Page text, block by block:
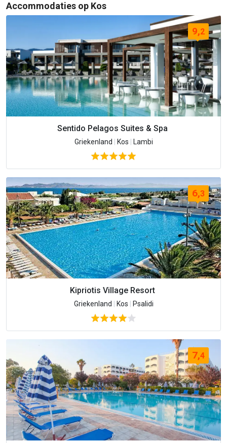
Accommodaties op Kos
9,2
Sentido Pelagos Suites & Spa
Griekenland Kos Lambi
6,3
Kipriotis Village Resort
Griekenland Kos Psalidi
7,4